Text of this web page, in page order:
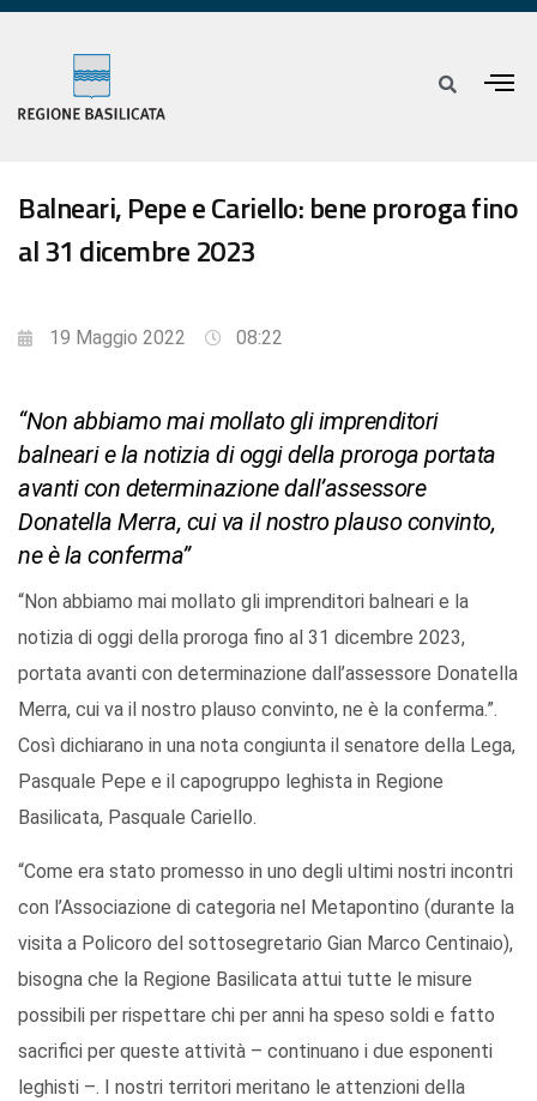
Balneari, Pepe e Cariello: bene proroga fino
al 31 dicembre 2023
19 Maggio 2022 08:22
“Non abbiamo mai mollato gli imprenditori
balneari e la notizia di oggi della proroga portata
avanti con determinazione dall’assessore
Donatella Merra, cui va il nostro plauso convinto,
ne è la conferma”
“Non abbiamo mai mollato gli imprenditori balneari e la
notizia di oggi della proroga fino al 31 dicembre 2023,
portata avanti con determinazione dall’assessore Donatella
Merra, cui va il nostro plauso convinto, ne è la conferma.”.
Così dichiarano in una nota congiunta il senatore della Lega,
Pasquale Pepe e il capogruppo leghista in Regione
Basilicata, Pasquale Cariello.
“Come era stato promesso in uno degli ultimi nostri incontri
con l’Associazione di categoria nel Metapontino (durante la
visita a Policoro del sottosegretario Gian Marco Centinaio),
bisogna che la Regione Basilicata attui tutte le misure
possibili per rispettare chi per anni ha speso soldi e fatto
sacrifici per queste attività – continuano i due esponenti
leghisti –. I nostri territori meritano le attenzioni della